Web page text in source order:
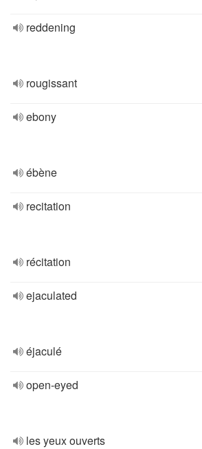
reddening
rougissant
ebony
ébène
recitation
récitation
ejaculated
éjaculé
open-eyed
les yeux ouverts